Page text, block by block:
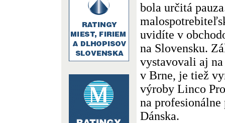
bola určitá
uvidíte v
na Slovensku.
vystavovali aj
v Brne, je tiež
výroby Linco
na
Dánska.